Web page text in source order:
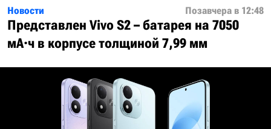
Новости Позавчера в 12:48
Представлен Vivo S2 – батарея на 7050
мА·ч в корпусе толщиной 7,99 мм